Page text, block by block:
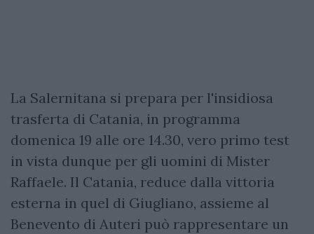
La Salernitana si prepara per l'insidiosa
trasferta di Catania, in programma
domenica 19 alle ore 14.30, vero primo test
in vista dunque per gli uomini di Mister
Raffaele. Il Catania, reduce dalla vittoria
esterna in quel di Giugliano, assieme al
Benevento di Auteri può rappresentare un